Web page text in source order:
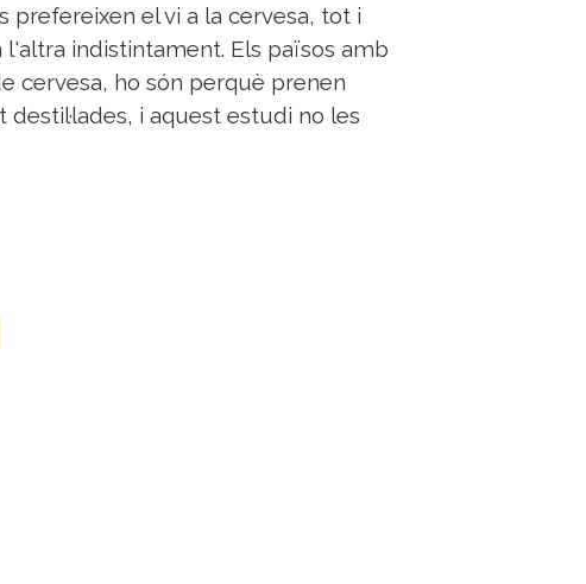
prefereixen el vi a la cervesa, tot i
indistintament. Els països amb
cervesa, ho són perquè prenen
i aquest estudi no les